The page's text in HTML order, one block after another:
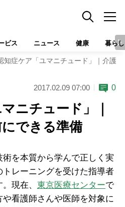
ビス ニュース 健康 暮らし
知症ケア「ユマニチュード」｜介護
2017.02.09 07:00 0
ニチュード」｜
できる準備
術を本質から学んで正しく実
レーニングを受けた指導者
現在、 東京医療センターで
看護師さんや医師を対象に